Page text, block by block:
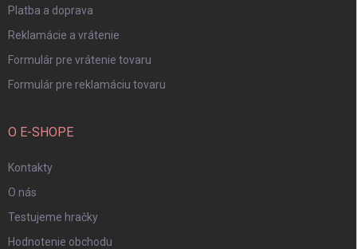
Platba a doprava
Reklamácie a vrátenie
Formulár pre vrátenie tovaru
Formulár pre reklamáciu tovaru
O E-SHOPE
Kontakty
O nás
Testujeme hračky
Hodnotenie obchodu